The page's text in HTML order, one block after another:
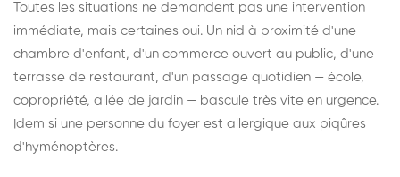
Toutes les situations ne demandent pas une intervention
immédiate, mais certaines oui. Un nid à proximité d'une
chambre d'enfant, d'un commerce ouvert au public, d'une
terrasse de restaurant, d'un passage quotidien — école,
copropriété, allée de jardin — bascule très vite en urgence.
Idem si une personne du foyer est allergique aux piqûres
d'hyménoptères.